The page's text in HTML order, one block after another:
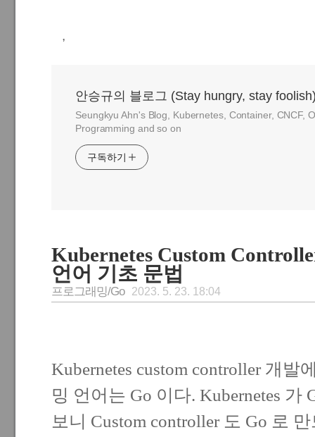
,
안승규의 블로그 (Stay hungry, stay
Seungkyu Ahn's Blog, Kubernetes, Container, CNCF,
Programming and so on
구독하기
Kubernetes Custom
언어 기초 문법
프로그래밍/Go 2023. 5. 23. 18:04
Kubernetes custom controller 개발
밍 언어는 Go 이다. Kubernetes 가
보니 Custom controller 도 Go 로